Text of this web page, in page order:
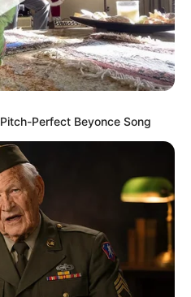
That Still Exist
Perfect Beyonce Song